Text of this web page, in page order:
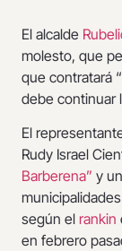
El alcalde
molesto, que
que contratará
debe continuar
El
Rudy Israel
Barberena” y
según el rankin
en febrero